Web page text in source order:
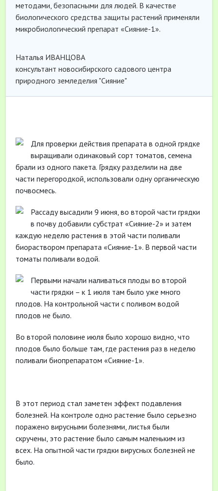
методами, безопасными для людей. В качестве
биологического средства защиты растений применяли
микробиологический препарат «Сияние-1».
Наталья ИВАНЦОВА
консультант новосибирского садового центра
природного земледелия "Сияние"
Для проверки действия препарата в одной грядке
выращивали одинаковый сорт томатов, семена
брали из одного пакета. Грядку разделили на две
части перегородкой, использовали одну органическую
почвосмесь.
Рассаду высадили 9 июня, во второй части грядки
в почву добавили субстрат «Сияние-2» и затем
каждую неделю растения в этой части поливали
биораствором препарата «Сияние-1». В первой части
томаты поливали водой.
Первыми начали наливаться плоды во второй
части грядки – к 1 июля там было уже много
плодов. На контрольной части с поливом водой
плодов не было.
Во второй половине июля было хорошо видно, что
плодов было больше там, где растения раз в неделю
поливали биопрепаратом «Сияние-1».
В этот период стал заметен эффект подавления
болезней. На контроле одно растение было серьезно
поражено вирусными болезнями, листья были
скручены, это растение было самым маленьким из
всех. На опытной части грядки вирусных болезней не
было.